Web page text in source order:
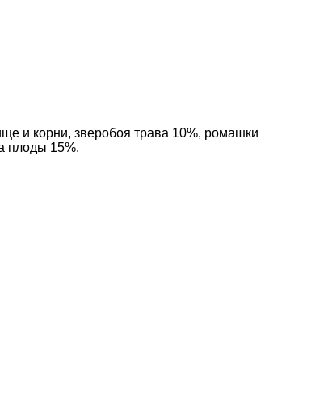
и корни, зверобоя трава 10%, ромашки
плоды 15%.